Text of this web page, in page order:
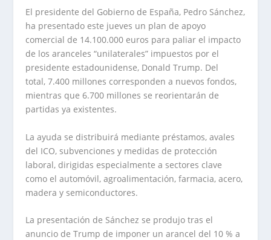
El presidente del Gobierno de España, Pedro Sánchez,
ha presentado este jueves un plan de apoyo
comercial de 14.100.000 euros para paliar el impacto
de los aranceles “unilaterales” impuestos por el
presidente estadounidense, Donald Trump. Del
total, 7.400 millones corresponden a nuevos fondos,
mientras que 6.700 millones se reorientarán de
partidas ya existentes.
La ayuda se distribuirá mediante préstamos, avales
del ICO, subvenciones y medidas de protección
laboral, dirigidas especialmente a sectores clave
como el automóvil, agroalimentación, farmacia, acero,
madera y semiconductores.
La presentación de Sánchez se produjo tras el
anuncio de Trump de imponer un arancel del 10 % a